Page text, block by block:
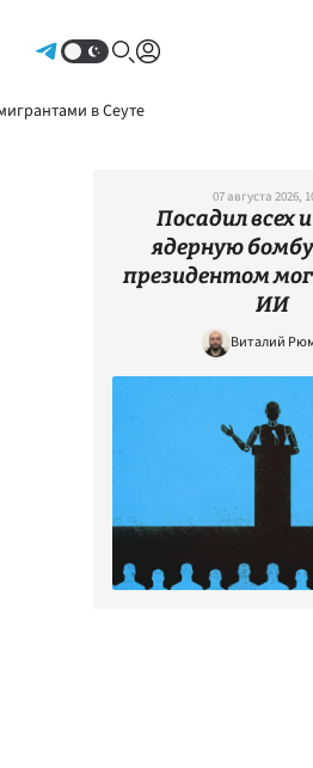
в Сеуте
07 августа 2026,
Посадил всех
ядерную
президентом
ИИ
Виталий